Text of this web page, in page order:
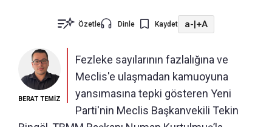
Özetle Dinle Kaydet a-|+A
BERAT TEMİZ
Fezleke sayılarının fazlalığına ve
Meclis'e ulaşmadan kamuoyuna
yansımasına tepki gösteren Yeni
Parti'nin Meclis Başkanvekili Tekin